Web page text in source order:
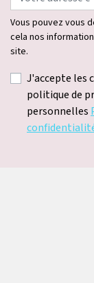
Vous pouvez vous
cela nos
site.
J'accepte les
politique de
personnelles